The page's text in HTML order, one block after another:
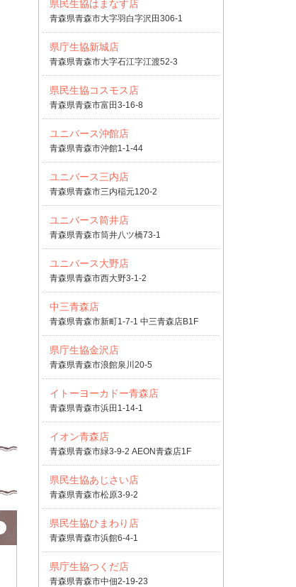
県民生協はまなす店
青森県青森市大字羽白字沢田306-1
県庁生協新城店
青森県青森市大字石江字江渡52-3
県民生協コスモス店
青森県青森市富田3-16-8
ユニバース沖館店
青森県青森市沖館1-1-44
ユニバース三内店
青森県青森市三内稲元120-2
ユニバース筒井店
青森県青森市筒井八ツ橋73-1
ユニバース大野店
青森県青森市西大野3-1-2
中三青森店
青森県青森市新町1-7-1 中三青森店B1F
県庁生協金沢店
青森県青森市浪館泉川20-5
イトーヨーカドー青森店
青森県青森市浜田1-14-1
イオン青森店
青森県青森市緑3-9-2 AEON青森店1F
県民生協あじさい店
青森県青森市松原3-9-2
県民生協ひまわり店
青森県青森市浜館6-4-1
県庁生協つくだ店
青森県青森市中佃2-19-23